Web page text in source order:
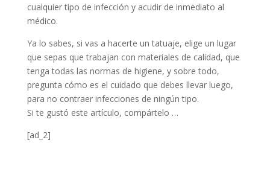
cualquier tipo de infección y acudir de inmediato al
médico.
Ya lo sabes, si vas a hacerte un tatuaje, elige un lugar
que sepas que trabajan con materiales de calidad, que
tenga todas las normas de higiene, y sobre todo,
pregunta cómo es el cuidado que debes llevar luego,
para no contraer infecciones de ningún tipo.
Si te gustó este artículo, compártelo …
[ad_2]